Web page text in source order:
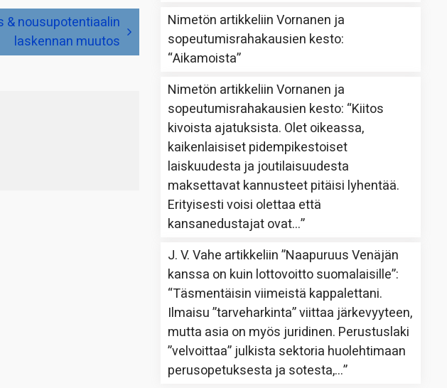
& nousupotentiaalin
laskennan muutos
Nimetön artikkeliinVornanen ja
sopeutumisrahakausien kesto:
“Aikamoista”
Nimetön artikkeliinVornanen ja
sopeutumisrahakausien kesto: “Kiitos
kivoista ajatuksista. Olet oikeassa,
kaikenlaisiset pidempikestoiset
laiskuudesta ja joutilaisuudesta
maksettavat kannusteet pitäisi lyhentää.
Erityisesti voisi olettaa että
kansanedustajat ovat…”
J. V. Vahe artikkeliin”Naapuruus Venäjän
kanssa on kuin lottovoitto suomalaisille”:
“Täsmentäisin viimeistä kappalettani.
Ilmaisu ”tarveharkinta” viittaa järkevyyteen,
mutta asia on myös juridinen. Perustuslaki
”velvoittaa” julkista sektoria huolehtimaan
perusopetuksesta ja sotesta,…”